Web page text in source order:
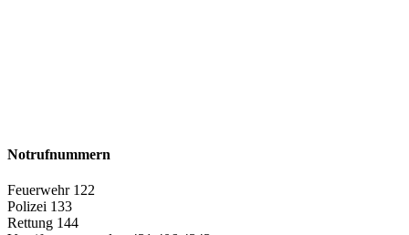
Notrufnummern
Feuerwehr 122
Polizei 133
Rettung 144